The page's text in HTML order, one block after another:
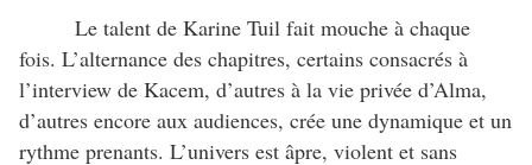
Le talent de Karine Tuil fait mouche à chaque
fois. L’alternance des chapitres, certains consacrés à
l’interview de Kacem, d’autres à la vie privée d’Alma,
d’autres encore aux audiences, crée une dynamique et un
rythme prenants. L’univers est âpre, violent et sans